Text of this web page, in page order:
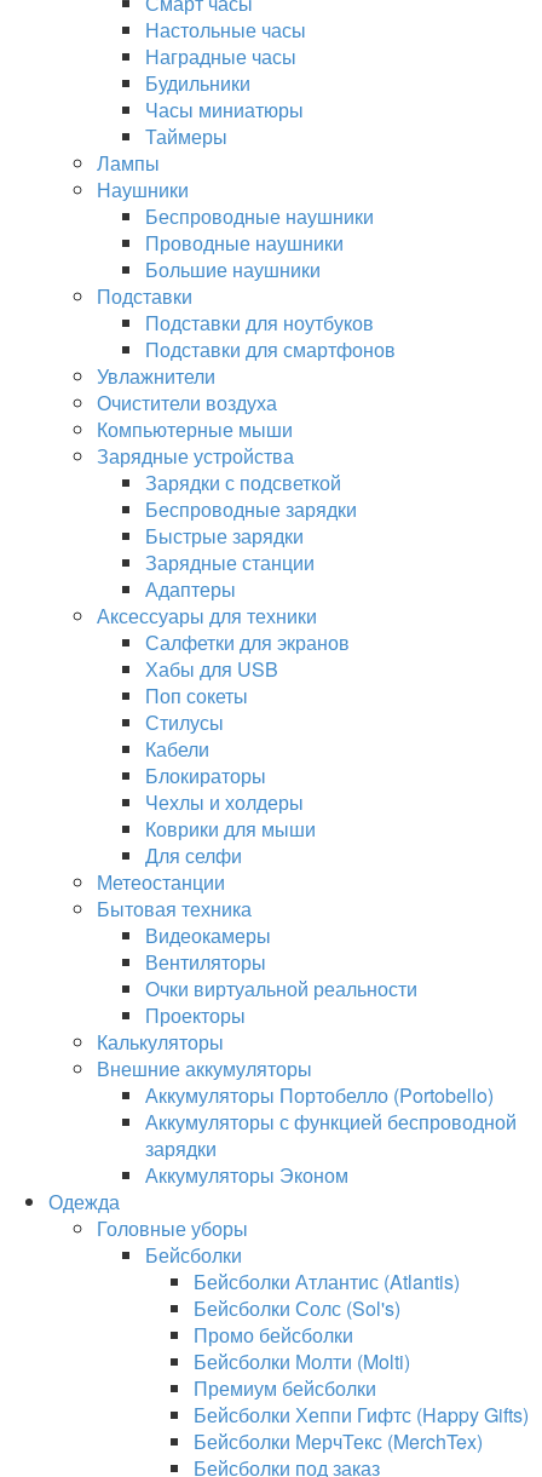
Настольные часы
Наградные часы
Будильники
Часы миниатюры
Таймеры
Лампы
Наушники
Беспроводные наушники
Проводные наушники
Большие наушники
Подставки
Подставки для ноутбуков
Подставки для смартфонов
Увлажнители
Очистители воздуха
Компьютерные мыши
Зарядные устройства
Зарядки с подсветкой
Беспроводные зарядки
Быстрые зарядки
Зарядные станции
Адаптеры
Аксессуары для техники
Салфетки для экранов
Хабы для USB
Поп сокеты
Стилусы
Кабели
Блокираторы
Чехлы и холдеры
Коврики для мыши
Для селфи
Метеостанции
Бытовая техника
Видеокамеры
Вентиляторы
Очки виртуальной реальности
Проекторы
Калькуляторы
Внешние аккумуляторы
Аккумуляторы Портобелло (Portobello)
Аккумуляторы с функцией беспроводной
зарядки
Аккумуляторы Эконом
Одежда
Головные уборы
Бейсболки
Бейсболки Атлантис (Atlantis)
Бейсболки Солс (Sol's)
Промо бейсболки
Бейсболки Молти (Molti)
Премиум бейсболки
Бейсболки Хеппи Гифтс (Happy Gifts)
Бейсболки МерчТекс (MerchTex)
Бейсболки под заказ